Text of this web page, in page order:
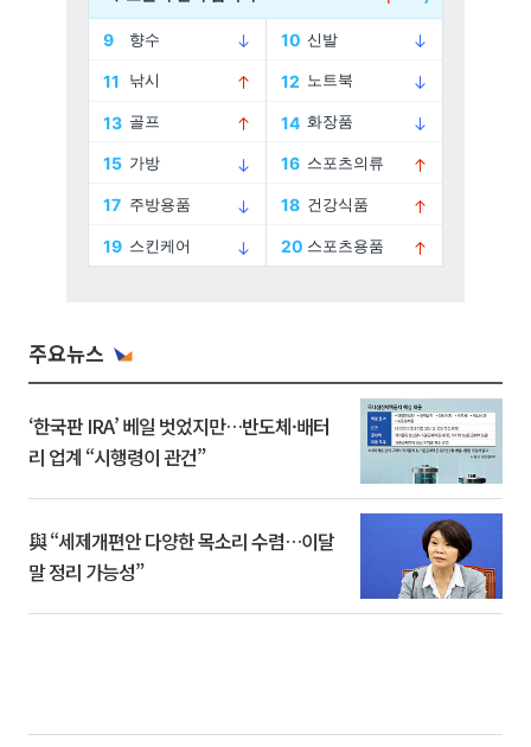
주요뉴스
‘한국판 IRA’ 베일 벗었지만…반도체·배터
리 업계 “시행령이 관건”
與 “세제개편안 다양한 목소리 수렴…이달
말 정리 가능성”